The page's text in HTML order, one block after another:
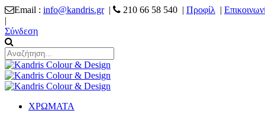
Email : info@kandris.gr| 210 66 58 540 | Προφίλ |
|
Σύνδεση
ΧΡΩΜΑΤΑ